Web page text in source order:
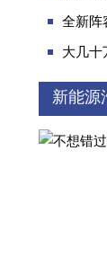
皮卡
全新阵容
大几十万
新能源